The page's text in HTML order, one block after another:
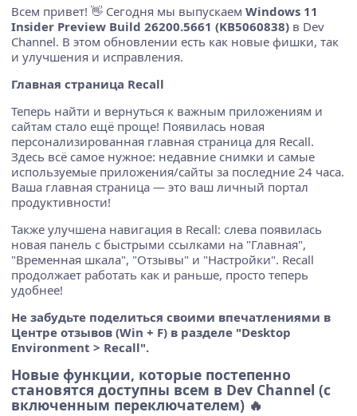
Всем привет! 👋 Сегодня мы выпускаем Windows 11
Insider Preview Build 26200.5661 (KB5060838) в Dev
Channel. В этом обновлении есть как новые фишки, так
и улучшения и исправления.
Главная страница Recall
Теперь найти и вернуться к важным приложениям и
сайтам стало ещё проще! Появилась новая
персонализированная главная страница для Recall.
Здесь всё самое нужное: недавние снимки и самые
используемые приложения/сайты за последние 24 часа.
Ваша главная страница — это ваш личный портал
продуктивности!
Также улучшена навигация в Recall: слева появилась
новая панель с быстрыми ссылками на "Главная",
"Временная шкала", "Отзывы" и "Настройки". Recall
продолжает работать как и раньше, просто теперь
удобнее!
Не забудьте поделиться своими впечатлениями в
Центре отзывов (Win + F) в разделе "Desktop
Environment > Recall".
Новые функции, которые постепенно
становятся доступны всем в Dev Channel (с
включенным переключателем) 🔥